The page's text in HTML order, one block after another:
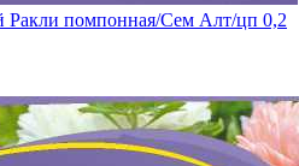
Ракли помпонная/Сем Алт/цп 0,2